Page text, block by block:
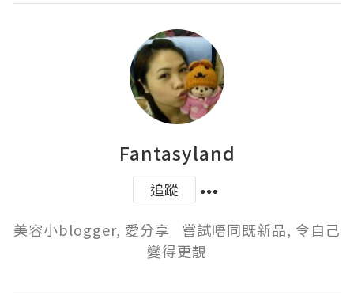
Fantasyland
追蹤
美容小blogger, 愛分享   嘗試唔同既新品, 令自己
變得更靚